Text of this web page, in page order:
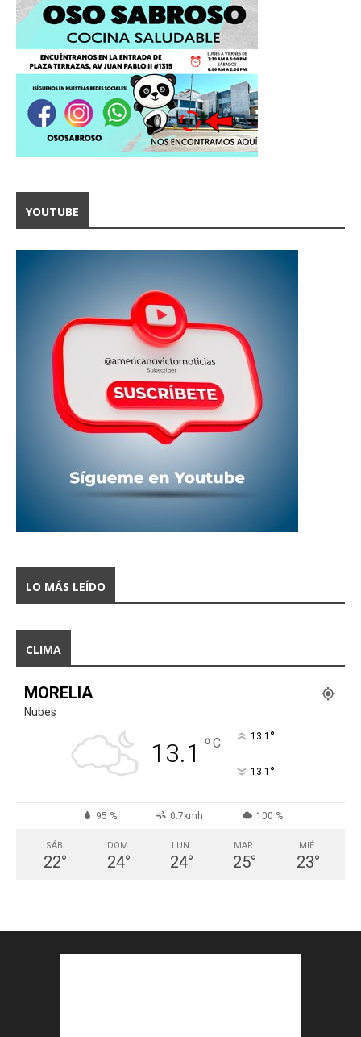
YOUTUBE
LO MÁS LEÍDO
CLIMA
MORELIA
Nubes
13.1 °C 13.1 °
13.1 °
95 % 0.7kmh 100 %
SÁB
22°
DOM
24°
LUN
24°
MAR
25°
MIÉ
23°